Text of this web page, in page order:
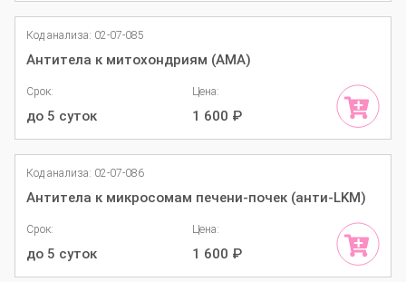
Код анализа: 02-07-085
Антитела к митохондриям (АМА)
Срок:
до 5 суток
Цена:
1 600 ₽
Код анализа: 02-07-086
Антитела к микросомам печени-почек (анти-LKM)
Срок:
до 5 суток
Цена:
1 600 ₽